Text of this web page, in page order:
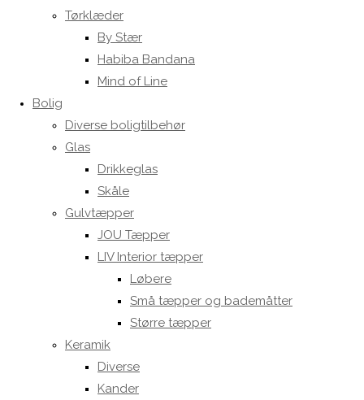
Tørklæder
By Stær
Habiba Bandana
Mind of Line
Bolig
Diverse boligtilbehør
Glas
Drikkeglas
Skåle
Gulvtæpper
JOU Tæpper
LIV Interior tæpper
Løbere
Små tæpper og bademåtter
Større tæpper
Keramik
Diverse
Kander